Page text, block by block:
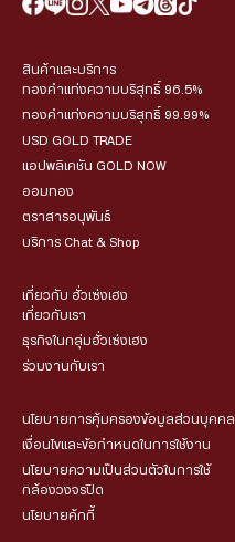
สินค้าและบริการ
ทองคำแท่งความบริสุทธิ์ 96.5%
ทองคำแท่งความบริสุทธิ์ 99.99%
USD GOLD TRADE
แอปพลิเคชัน GOLD NOW
ออมทอง
ตราสารอนุพันธ์
บริการ Chat & Shop
เกี่ยวกับ ฮั่วเซ่งเฮง
เกี่ยวกับเรา
ธุรกิจในกลุ่มฮั่วเซ่งเฮง
ร่วมงานกับเรา
นโยบายการคุ้มครองข้อมูลส่วนบุคคล
เงื่อนไขและข้อกำหนดในการใช้งาน
นโยบายความเป็นส่วนตัวในการใช้
กล้องวงจรปิด
นโยบายคุ้กกี้